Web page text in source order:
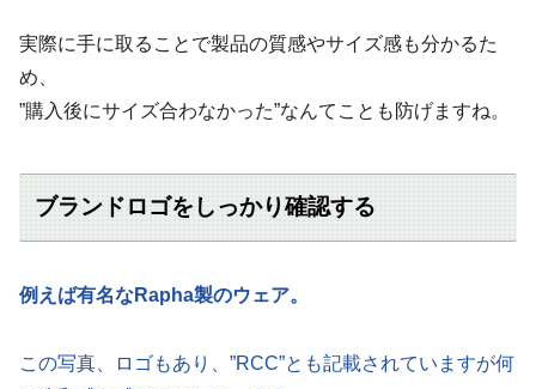
実際に手に取ることで製品の質感やサイズ感も分かるた
め、
”購入後にサイズ合わなかった”なんてことも防げますね。
ブランドロゴをしっかり確認する
例えば有名なRapha製のウェア。
この写真、ロゴもあり、”RCC”とも記載されていますが何